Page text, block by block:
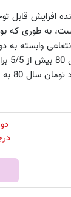
افزایش
به طوری که